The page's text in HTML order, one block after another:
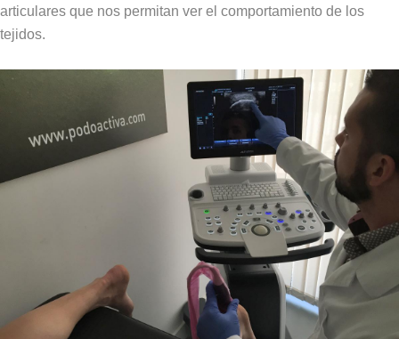
articulares que nos permitan ver el comportamiento de los
tejidos.